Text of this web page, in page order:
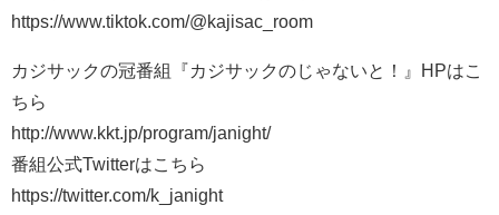
https://www.tiktok.com/@kajisac_room
カジサックの冠番組『カジサックのじゃないと！』HPはこ
ちら
http://www.kkt.jp/program/janight/
番組公式Twitterはこちら
https://twitter.com/k_janight